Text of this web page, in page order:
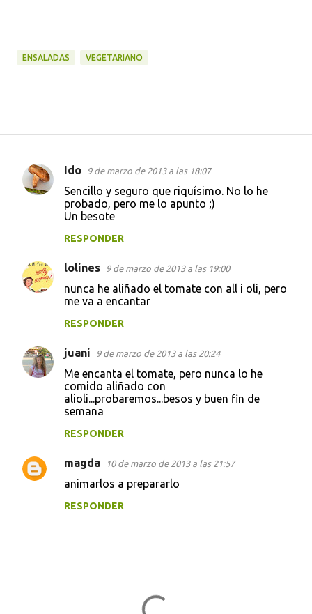
ENSALADAS VEGETARIANO
C
t
o
s
Ido 9 de marzo de 2013 a las 18:07
Sencillo y seguro que riquísimo. No lo he
probado, pero me lo apunto ;)
Un besote
RESPONDER
lolines 9 de marzo de 2013 a las 19:00
nunca he aliñado el tomate con all i oli, pero
me va a encantar
RESPONDER
juani 9 de marzo de 2013 a las 20:24
Me encanta el tomate, pero nunca lo he
comido aliñado con
alioli...probaremos...besos y buen fin de
semana
RESPONDER
magda 10 de marzo de 2013 a las 21:57
animarlos a prepararlo
RESPONDER